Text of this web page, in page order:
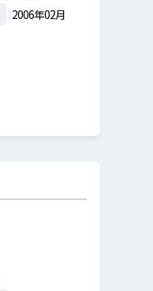
2006年02月